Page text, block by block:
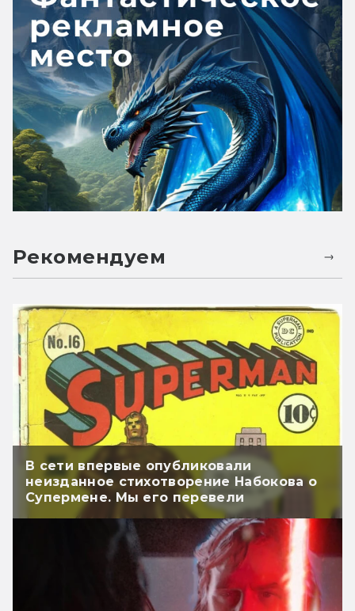
Рекомендуем
В сети впервые опубликовали
неизданное стихотворение Набокова о
Супермене. Мы его перевели